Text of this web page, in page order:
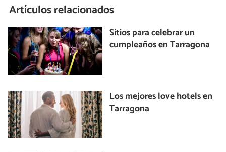
Artículos relacionados
Sitios para celebrar un
cumpleaños en Tarragona
Los mejores love hotels en
Tarragona